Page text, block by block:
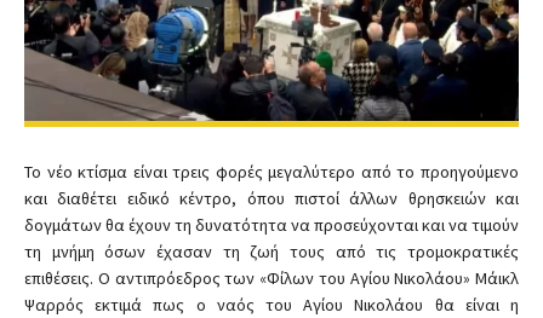
Το νέο κτίσμα είναι τρεις φορές μεγαλύτερο από το προηγούμενο
και διαθέτει ειδικό κέντρο, όπου πιστοί άλλων θρησκειών και
δογμάτων θα έχουν τη δυνατότητα να προσεύχονται και να τιμούν
τη μνήμη όσων έχασαν τη ζωή τους από τις τρομοκρατικές
επιθέσεις. Ο αντιπρόεδρος των «Φίλων του Αγίου Νικολάου» Μάικλ
Ψαρρός εκτιμά πως ο ναός του Αγίου Νικολάου θα είναι η